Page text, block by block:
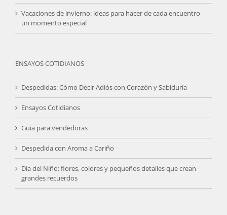
Vacaciones de invierno: ideas para hacer de cada encuentro
un momento especial
ENSAYOS COTIDIANOS
Despedidas: Cómo Decir Adiós con Corazón y Sabiduría
Ensayos Cotidianos
Guia para vendedoras
Despedida con Aroma a Cariño
Día del Niño: flores, colores y pequeños detalles que crean
grandes recuerdos